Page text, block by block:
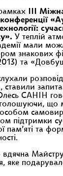
ІІІ
У теплій
мали
знакових
та
ставили
САНІН
що
підтримки
пам’яті та
Майстру
яке